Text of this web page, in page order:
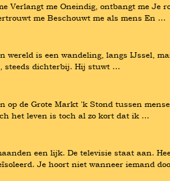
Verlangt me Oneindig, ontbangt me Je
me Beschouwt me als mens En …
is een wandeling, langs IJssel,
steeds dichterbij. Hij stuwt …
op de Grote Markt 'k Stond tussen
het leven is toch al zo kort dat ik …
een lijk. De televisie staat aan.
Je hoort niet wanneer iemand